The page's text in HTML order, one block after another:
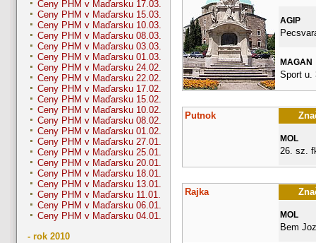
Ceny PHM v Maďarsku 17.03.
Ceny PHM v Maďarsku 15.03.
Ceny PHM v Maďarsku 10.03.
Ceny PHM v Maďarsku 08.03.
Ceny PHM v Maďarsku 03.03.
Ceny PHM v Maďarsku 01.03.
Ceny PHM v Maďarsku 24.02.
Ceny PHM v Maďarsku 22.02.
Ceny PHM v Maďarsku 17.02.
Ceny PHM v Maďarsku 15.02.
Ceny PHM v Maďarsku 10.02.
Ceny PHM v Maďarsku 08.02.
Ceny PHM v Maďarsku 01.02.
Ceny PHM v Maďarsku 27.01.
Ceny PHM v Maďarsku 25.01.
Ceny PHM v Maďarsku 20.01.
Ceny PHM v Maďarsku 18.01.
Ceny PHM v Maďarsku 13.01.
Ceny PHM v Maďarsku 11.01.
Ceny PHM v Maďarsku 06.01.
Ceny PHM v Maďarsku 04.01.
- rok 2010
AGIP
MAGAN
Sport u.
Putnok
MOL
26. sz.
Rajka
MOL
Bem